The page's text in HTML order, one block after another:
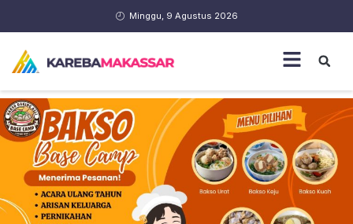
Minggu, 9 Agustus 2026